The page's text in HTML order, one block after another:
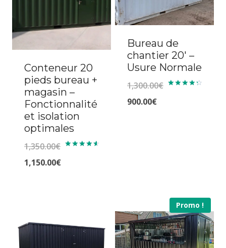
Conteneur 20
pieds bureau +
magasin –
Fonctionnalité
et isolation
optimales
1,350.00€
Le
1,350.00€.
1,150.00€
est :
Bureau de
chantier 20′ –
Usure Normale
1,300.00€
Le
900.00€Le
Promo !